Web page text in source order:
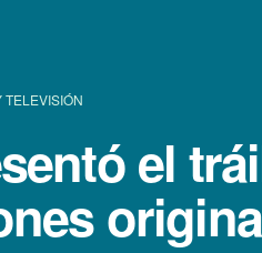
TELEVISIÓN
el